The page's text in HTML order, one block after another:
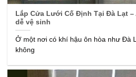
Lắp Cửa Lưới Cố Định Tại Đà Lạt –
dễ vệ sinh
Ở một nơi có khí hậu ôn hòa như Đà
không